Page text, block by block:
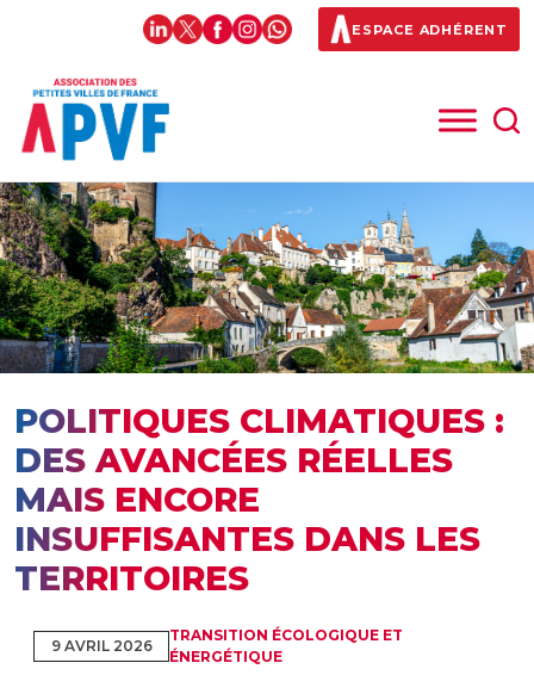
ESPACE ADHÉRENT
POLITIQUES CLIMATIQUES :
DES AVANCÉES RÉELLES
MAIS ENCORE
INSUFFISANTES DANS LES
TERRITOIRES
9 AVRIL 2026
TRANSITION ÉCOLOGIQUE ET
ÉNERGÉTIQUE